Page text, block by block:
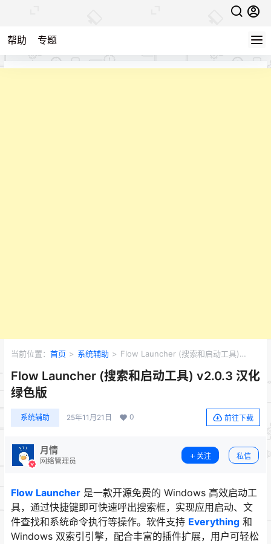
帮助 专题
当前位置： 首页 > 系统辅助 > Flow Launcher (搜索和启动工具)
Flow Launcher (搜索和启动工具) v2.0.3 汉化
绿色版
系统辅助 25年11月21日 0 前往下载
月情
网络管理员
关注 私信
Flow Launcher 是一款开源免费的 Windows 高效启动工
具，通过快捷键即可快速呼出搜索框，实现应用启动、文
件查找和系统命令执行等操作。软件支持 Everything 和
Windows 双索引引擎，配合丰富的插件扩展，用户可轻松